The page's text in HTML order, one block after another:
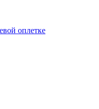
оплетке